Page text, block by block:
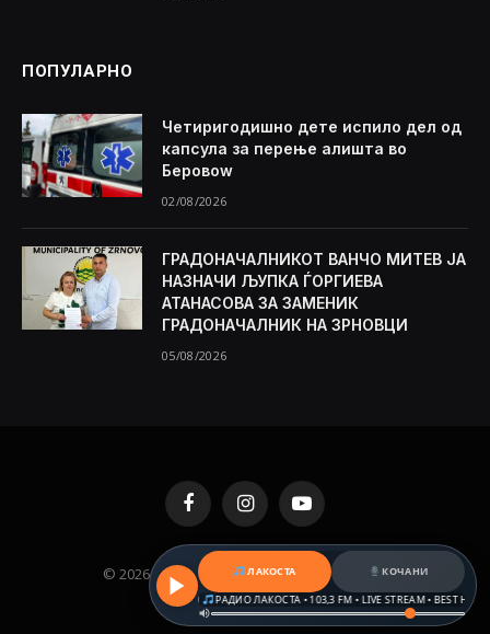
ПОПУЛАРНО
Четиригодишно дете испило дел од
капсула за перење алишта во
Беровоw
02/08/2026
ГРАДОНАЧАЛНИКОТ ВАНЧО МИТЕВ ЈА
НАЗНАЧИ ЉУПКА ЃОРГИЕВА
АТАНАСОВА ЗА ЗАМЕНИК
ГРАДОНАЧАЛНИК НА ЗРНОВЦИ
05/08/2026
FacebookInstagramYouTube
© 2026 KAMENICA.MK. Designed by MKNET.
ЛАКОСТА
КОЧАНИ
• BEST HITS & BALKAN BEATS
РАДИО ЛАКОСТА • 103,3 FM • LIVE STREAM • BEST HITS &